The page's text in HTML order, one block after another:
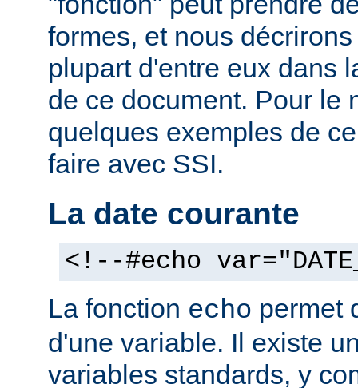
formes, et nous
plupart d'entre eux dans
de ce document. Pour le
quelques exemples de
faire avec SSI.
La date courante
<!--#echo
La fonction echo permet
d'une variable. Il existe
variables standards, y